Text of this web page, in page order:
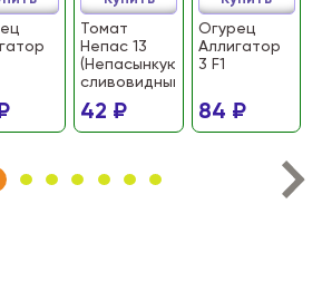
Томат
Непас 13
(Непасынкующийся
сливовидный)
42 ₽
Огурец
Аллигатор
3 F1
84 ₽